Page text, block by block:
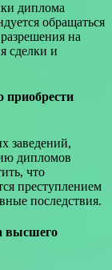
диплома
обращаться
на
сделки и
приобрести
заведений,
дипломов
что
преступлением
последствия.
высшего